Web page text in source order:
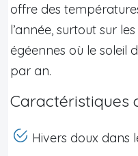
offre des
l’année, surtout sur
égéennes où le soleil
par an.
Caractéristiques
Hivers doux dans